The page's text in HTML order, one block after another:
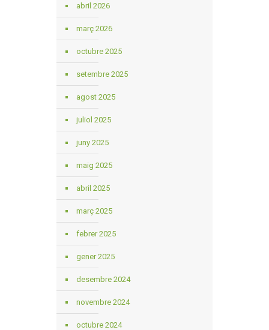
abril 2026
març 2026
octubre 2025
setembre 2025
agost 2025
juliol 2025
juny 2025
maig 2025
abril 2025
març 2025
febrer 2025
gener 2025
desembre 2024
novembre 2024
octubre 2024